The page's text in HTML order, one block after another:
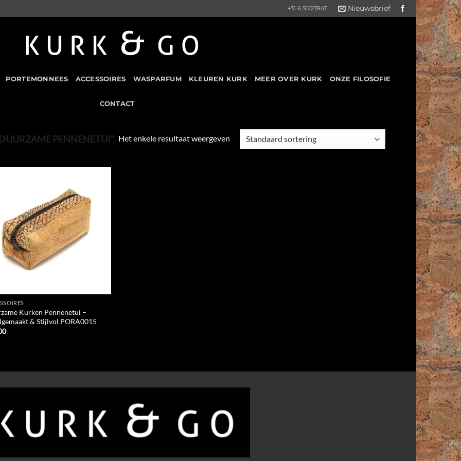
+31 6 51227847 Nieuwsbrief
PORTEMONNEES ACCESSOIRES WASPARFUM KLEUREN KURK MEER OVER KURK ONZE FILOSOFIE
CONTACT
PENNENETUI” Het enkele resultaat weergeven
Add to
Wishlist
Kurken Pennenetui –
& Stijlvol PORA0015